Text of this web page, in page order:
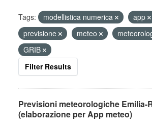
Tags: modellistica numerica
app
previsione
meteo
GRIB
Filter Results
Previsioni meteorologiche Emilia-
(elaborazione per App meteo)